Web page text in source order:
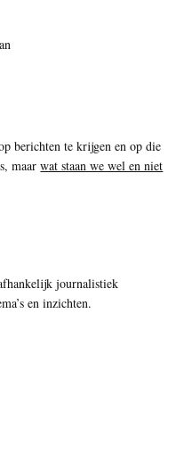
berichten te krijgen en op die
maarwat staan we wel en niet
journalistiek
en inzichten.